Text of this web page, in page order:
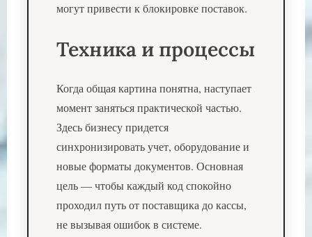
могут привести к блокировке поставок.
Техника и процессы
Когда общая картина понятна, наступает
момент заняться практической частью.
Здесь бизнесу придется
синхронизировать учет, оборудование и
новые форматы документов. Основная
цель — чтобы каждый код спокойно
проходил путь от поставщика до кассы,
не вызывая ошибок в системе.